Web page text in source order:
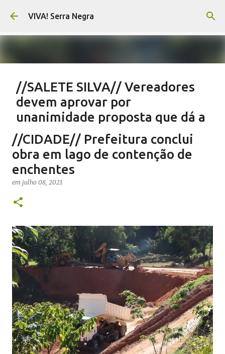
Pular para o conteúdo principal
VIVA! Serra Negra
//SALETE SILVA// Vereadores
devem aprovar por
unanimidade proposta que dá a
eles parte do Orçamento
em agosto 05, 2026 EMENDAS IMPOSITIVAS SERRA NEGRA
NOTÍCIAS SERRA NEGRA VIVA! SERRA NEGRA
0
//CIDADE// Prefeitura conclui
obra em lago de contenção de
enchentes
em julho 08, 2021